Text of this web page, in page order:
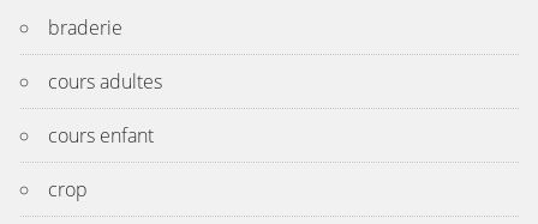
braderie
cours adultes
cours enfant
crop